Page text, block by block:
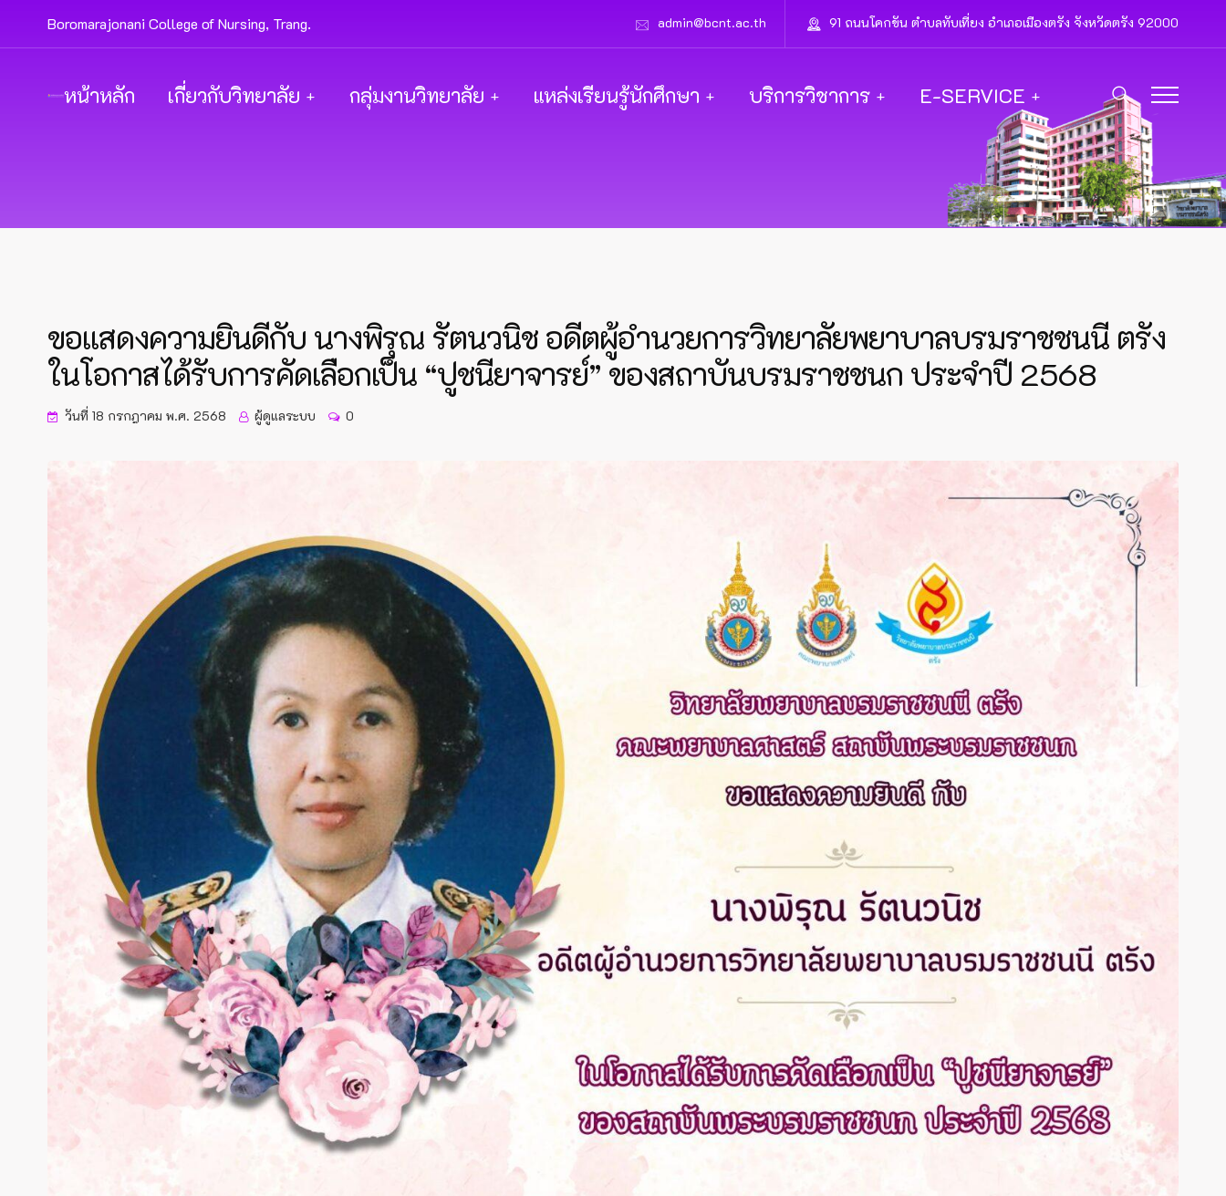
Boromarajonani College of Nursing, Trang. admin@bcnt.ac.th 91 ถนนโคกขัน ตำบลทับเที่ยง อำเภอเมืองตรัง จังหวัดตรัง 92000
หน้าหลัก เกี่ยวกับวิทยาลัย กลุ่มงานวิทยาลัย แหล่งเรียนรู้นักศึกษา บริการวิชาการ E-SERVICE
ขอแสดงความยินดีกับ นางพิรุณ รัตนวนิช อดีตผู้อำนวยการวิทยาลัยพยาบาลบรมราชชนนี ตรัง
ในโอกาสได้รับการคัดเลือกเป็น “ปูชนียาจารย์” ของสถาบันบรมราชชนก ประจำปี 2568
วันที่ 18 กรกฎาคม พ.ศ. 2568 ผู้ดูแลระบบ 0